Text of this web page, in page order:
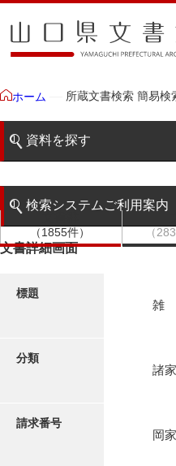
ホーム 所蔵文書検索 簡易検
資料を探す
階層検索
写真・絵はがき
近代刊行写真帳類
検索システムご利用案内
検索システムの利用について
（1855件）
（
文書詳細画面
標題
雑
分類
諸
請求番号
岡